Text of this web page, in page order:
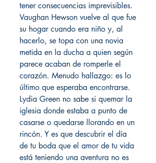
tener consecuencias imprevisibles.
Vaughan Hewson vuelve al que fue
su hogar cuando era niño y, al
hacerlo, se topa con una novia
metida en la ducha a quien según
parece acaban de romperle el
corazón. Menudo hallazgo: es lo
último que esperaba encontrarse.
Lydia Green no sabe si quemar la
iglesia donde estaba a punto de
casarse o quedarse llorando en un
rincón. Y es que descubrir el día
de tu boda que el amor de tu vida
está teniendo una aventura no es